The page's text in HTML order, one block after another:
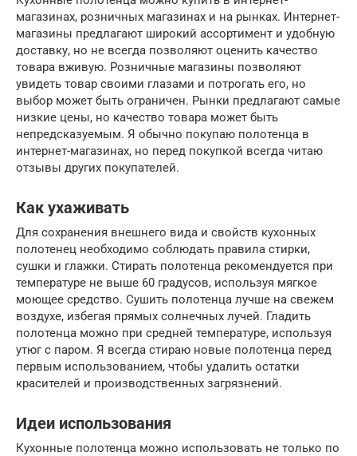
магазинах, розничных магазинах и на рынках. Интернет-
магазины предлагают широкий ассортимент и удобную
доставку, но не всегда позволяют оценить качество
товара вживую. Розничные магазины позволяют
увидеть товар своими глазами и потрогать его, но
выбор может быть ограничен. Рынки предлагают самые
низкие цены, но качество товара может быть
непредсказуемым. Я обычно покупаю полотенца в
интернет-магазинах, но перед покупкой всегда читаю
отзывы других покупателей.
Как ухаживать
Для сохранения внешнего вида и свойств кухонных
полотенец необходимо соблюдать правила стирки,
сушки и глажки. Стирать полотенца рекомендуется при
температуре не выше 60 градусов, используя мягкое
моющее средство. Сушить полотенца лучше на свежем
воздухе, избегая прямых солнечных лучей. Гладить
полотенца можно при средней температуре, используя
утюг с паром. Я всегда стираю новые полотенца перед
первым использованием, чтобы удалить остатки
красителей и производственных загрязнений.
Идеи использования
Кухонные полотенца можно использовать не только по